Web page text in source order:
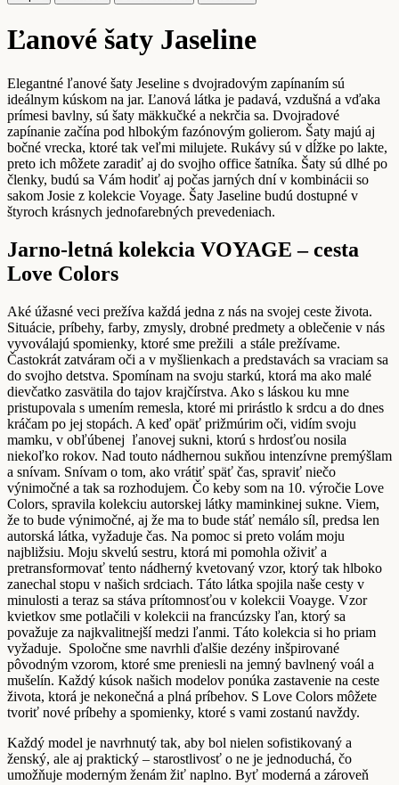
Ľanové šaty Jaseline
Elegantné ľanové šaty Jeseline s dvojradovým zapínaním sú
ideálnym kúskom na jar. Ľanová látka je padavá, vzdušná a vďaka
prímesi bavlny, sú šaty mäkkučké a nekrčia sa. Dvojradové
zapínanie začína pod hlbokým fazónovým golierom. Šaty majú aj
bočné vrecka, ktoré tak veľmi milujete. Rukávy sú v dĺžke po lakte,
preto ich môžete zaradiť aj do svojho office šatníka. Šaty sú dlhé po
členky, budú sa Vám hodiť aj počas jarných dní v kombinácii so
sakom Josie z kolekcie Voyage. Šaty Jaseline budú dostupné v
štyroch krásnych jednofarebných prevedeniach.
Jarno-letná kolekcia VOYAGE – cesta
Love Colors
Aké úžasné veci prežíva každá jedna z nás na svojej ceste života.
Situácie, príbehy, farby, zmysly, drobné predmety a oblečenie v nás
vyvoválajú spomienky, ktoré sme prežili a stále prežívame.
Častokrát zatváram oči a v myšlienkach a predstavách sa vraciam sa
do svojho detstva. Spomínam na svoju starkú, ktorá ma ako malé
dievčatko zasvätila do tajov krajčírstva. Ako s láskou ku mne
pristupovala s umením remesla, ktoré mi prirástlo k srdcu a do dnes
kráčam po jej stopách. A keď opäť prižmúrim oči, vidím svoju
mamku, v obľúbenej ľanovej sukni, ktorú s hrdosťou nosila
niekoľko rokov. Nad touto nádhernou sukňou intenzívne premýšlam
a snívam. Snívam o tom, ako vrátiť späť čas, spraviť niečo
výnimočné a tak sa rozhodujem. Čo keby som na 10. výročie Love
Colors, spravila kolekciu autorskej látky maminkinej sukne. Viem,
že to bude výnimočné, aj že ma to bude stáť nemálo síl, predsa len
autorská látka, vyžaduje čas. Na pomoc si preto volám moju
najbližsiu. Moju skvelú sestru, ktorá mi pomohla oživiť a
pretransformovať tento nádherný kvetovaný vzor, ktorý tak hlboko
zanechal stopu v našich srdciach. Táto látka spojila naše cesty v
minulosti a teraz sa stáva prítomnosťou v kolekcii Voayge. Vzor
kvietkov sme potlačili v kolekcii na francúzsky ľan, ktorý sa
považuje za najkvalitnejší medzi ľanmi. Táto kolekcia si ho priam
vyžaduje. Spoločne sme navrhli ďalšie dezény inšpirované
pôvodným vzorom, ktoré sme preniesli na jemný bavlnený voál a
mušelín. Každý kúsok našich modelov ponúka zastavenie na ceste
života, ktorá je nekonečná a plná príbehov. S Love Colors môžete
tvoriť nové príbehy a spomienky, ktoré s vami zostanú navždy.
Každý model je navrhnutý tak, aby bol nielen sofistikovaný a
ženský, ale aj praktický – starostlivosť o ne je jednoduchá, čo
umožňuje moderným ženám žiť naplno. Byť moderná a zároveň